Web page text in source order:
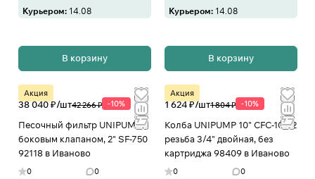
Курьером: 14.08
В корзину
Курьером: 14.08
В корзину
Акция
38 040 ₽/шт42 266 ₽ -10%
Песочный фильтр UNIPUMP с
боковым клапаном, 2" SF-750
92118 в Иваново
0 0
Акция
1 624 ₽/шт1 804 ₽ -10%
Колба UNIPUMP 10" CFC-10К-2
резьба 3/4" двойная, без
картриджа 98409 в Иваново
0 0